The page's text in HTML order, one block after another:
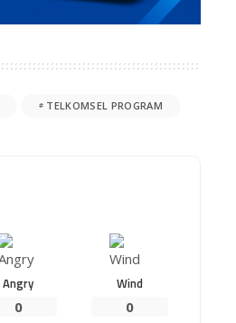
TELKOMSEL PROGRAM
Angry
0
Wind
0